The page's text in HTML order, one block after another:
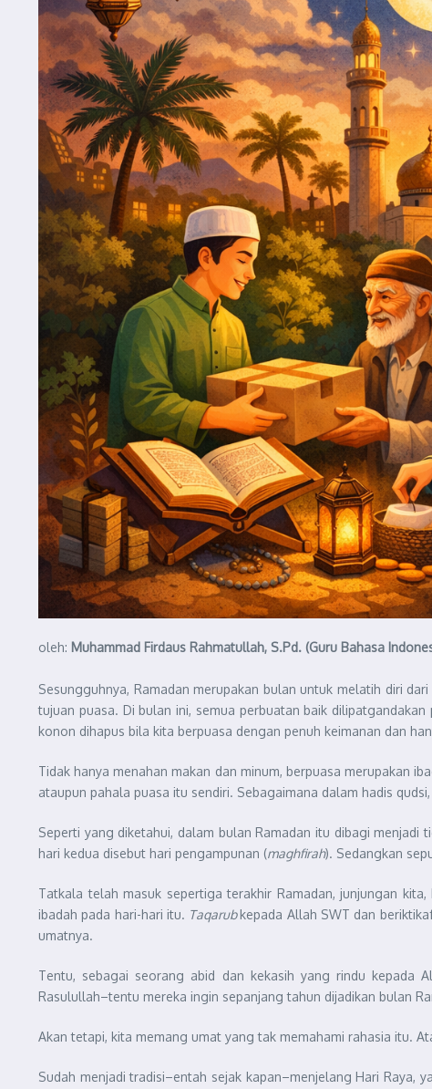
oleh: Muhammad Firdaus Rahmatullah, S.Pd. (Guru Bahasa
Sesungguhnya, Ramadan merupakan bulan untuk melatih diri
tujuan puasa. Di bulan ini, semua perbuatan baik
konon dihapus bila kita berpuasa dengan penuh keimanan dan
Tidak hanya menahan makan dan minum, berpuasa merupakan
ataupun pahala puasa itu sendiri. Sebagaimana dalam hadis
Seperti yang diketahui, dalam bulan Ramadan itu dibagi menjadi
hari kedua disebut hari pengampunan (maghfirah). Sedangkan
Tatkala telah masuk sepertiga terakhir Ramadan, junjungan
ibadah pada hari-hari itu. Taqarubkepada Allah SWT dan
umatnya.
Tentu, sebagai seorang abid dan kekasih yang rindu kepada
Rasulullah–tentu mereka ingin sepanjang tahun dijadikan bulan
Akan tetapi, kita memang umat yang tak memahami rahasia itu.
Sudah menjadi tradisi–entah sejak kapan–menjelang Hari Raya,